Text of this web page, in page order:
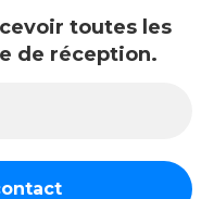
toutes les
de réception.